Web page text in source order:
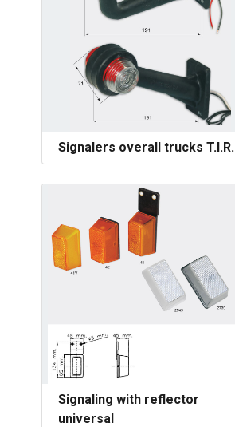
Signalers overall trucks T.I.R.
Signaling with reflector
universal